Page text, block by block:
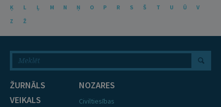
Ķ
L Ļ M N Ņ O P R S Š T U Ū
V
Z
Ž
ŽURNĀLS
VEIKALS
NOZARES
Civiltiesības